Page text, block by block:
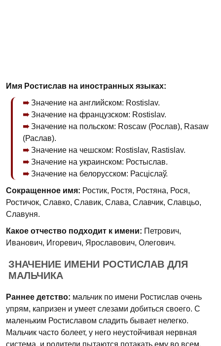
Имя Ростислав на иностранных языках:
Значение на английском: Rostislav.
Значение на французском: Rostislav.
Значение на польском: Roscaw (Рослав), Rasaw
(Раслав).
Значение на чешском: Rostislav, Rastislav.
Значение на украинском: Ростыслав.
Значение на белорусском: Расціслаў.
Сокращенное имя: Ростик, Ростя, Ростяна, Рося,
Ростичок, Славко, Славик, Слава, Славчик, Славцьо,
Славуня.
Какое отчество подходит к имени: Петрович,
Иванович, Игоревич, Ярославович, Олегович.
ЗНАЧЕНИЕ ИМЕНИ РОСТИСЛАВ ДЛЯ
МАЛЬЧИКА
Раннее детство: мальчик по имени Ростислав очень
упрям, капризен и умеет слезами добиться своего. С
маленьким Ростиславом сладить бывает нелегко.
Мальчик часто болеет, у него неустойчивая нервная
система, и родители пытаются потакать ему во всем.